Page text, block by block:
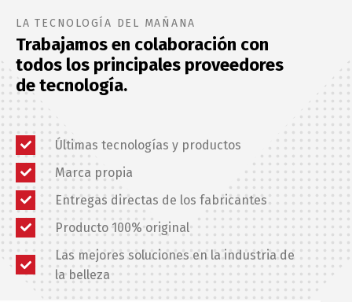
LA TECNOLOGÍA DEL MAÑANA
Trabajamos en colaboración con
todos los principales proveedores
de tecnología.
Últimas tecnologías y productos
Marca propia
Entregas directas de los fabricantes
Producto 100% original
Las mejores soluciones en la industria de
la belleza